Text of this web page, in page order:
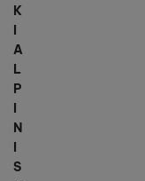
K
I
A
L
P
I
N
I
S